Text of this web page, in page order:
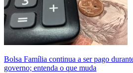
Bolsa Família continua a ser pago
governo; entenda o que muda